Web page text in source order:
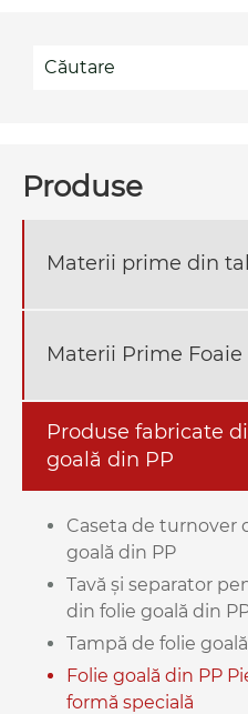
Produse
Materii prime din
Materii Prime Foaie
Produse fabricate
goală din PP
Caseta de turnover
goală din PP
Tavă și separator
din folie goală din
Tampă de folie
Folie goală din PP
formă specială